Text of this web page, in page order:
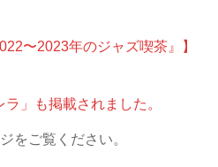
〜2023年のジャズ喫茶』】
」も掲載されました。
をご覧ください。